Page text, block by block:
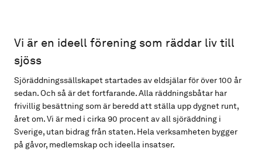
Vi är en ideell förening som räddar liv till
sjöss
Sjöräddningssällskapet startades av eldsjälar för över 100 år
sedan. Och så är det fortfarande. Alla räddningsbåtar har
frivillig besättning som är beredd att ställa upp dygnet runt,
året om. Vi är med i cirka 90 procent av all sjöräddning i
Sverige, utan bidrag från staten. Hela verksamheten bygger
på gåvor, medlemskap och ideella insatser.